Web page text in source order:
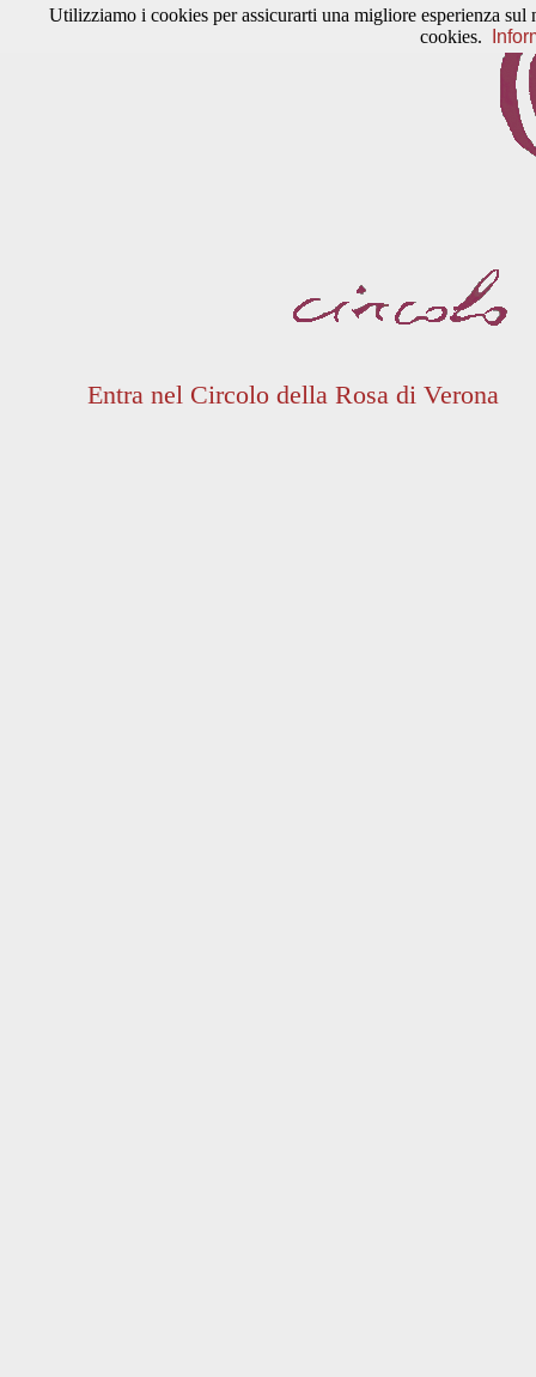
Entra nel Circolo della Rosa di Verona
Utilizziamo i cookies per assicurarti una migliore esperienza
cookies.